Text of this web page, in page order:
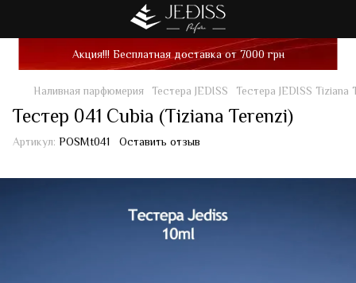
Акция!!! Бесплатная доставка от 7000 грн
Наливная парфюмерия Тестера JEDISS Тестера JEDISS Tiziana
Тестер 041 Cubia (Tiziana Terenzi)
Артикул: POSMt041 Оставить отзыв